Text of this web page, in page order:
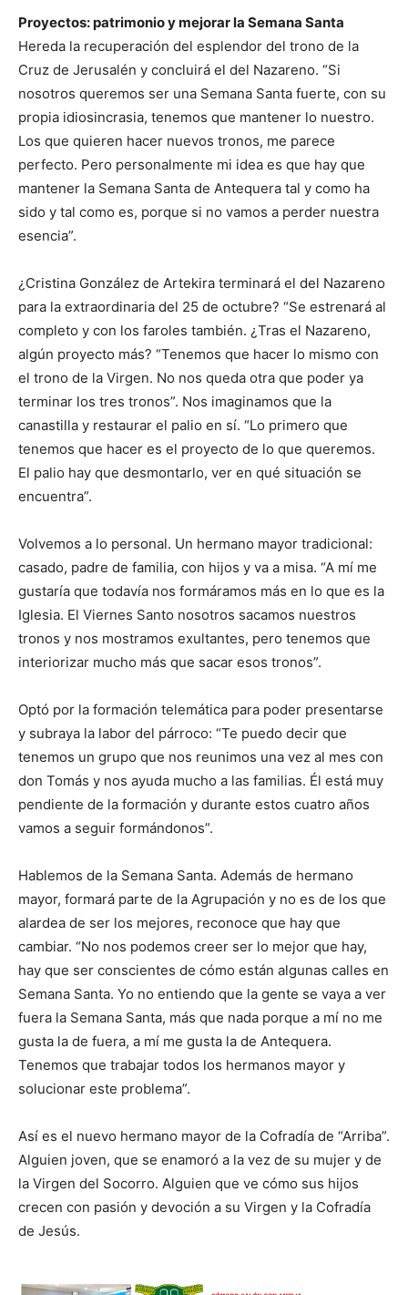
Proyectos: patrimonio y mejorar la Semana Santa
Hereda la recuperación del esplendor del trono de la
Cruz de Jerusalén y concluirá el del Nazareno. “Si
nosotros queremos ser una Semana Santa fuerte, con su
propia idiosincrasia, tenemos que mantener lo nuestro.
Los que quieren hacer nuevos tronos, me parece
perfecto. Pero personalmente mi idea es que hay que
mantener la Semana Santa de Antequera tal y como ha
sido y tal como es, porque si no vamos a perder nuestra
esencia”.
¿Cristina González de Artekira terminará el del Nazareno
para la extraordinaria del 25 de octubre? “Se estrenará al
completo y con los faroles también. ¿Tras el Nazareno,
algún proyecto más? “Tenemos que hacer lo mismo con
el trono de la Virgen. No nos queda otra que poder ya
terminar los tres tronos”. Nos imaginamos que la
canastilla y restaurar el palio en sí. “Lo primero que
tenemos que hacer es el proyecto de lo que queremos.
El palio hay que desmontarlo, ver en qué situación se
encuentra”.
Volvemos a lo personal. Un hermano mayor tradicional:
casado, padre de familia, con hijos y va a misa. “A mí me
gustaría que todavía nos formáramos más en lo que es la
Iglesia. El Viernes Santo nosotros sacamos nuestros
tronos y nos mostramos exultantes, pero tenemos que
interiorizar mucho más que sacar esos tronos”.
Optó por la formación telemática para poder presentarse
y subraya la labor del párroco: “Te puedo decir que
tenemos un grupo que nos reunimos una vez al mes con
don Tomás y nos ayuda mucho a las familias. Él está muy
pendiente de la formación y durante estos cuatro años
vamos a seguir formándonos”.
Hablemos de la Semana Santa. Además de hermano
mayor, formará parte de la Agrupación y no es de los que
alardea de ser los mejores, reconoce que hay que
cambiar. “No nos podemos creer ser lo mejor que hay,
hay que ser conscientes de cómo están algunas calles en
Semana Santa. Yo no entiendo que la gente se vaya a ver
fuera la Semana Santa, más que nada porque a mí no me
gusta la de fuera, a mí me gusta la de Antequera.
Tenemos que trabajar todos los hermanos mayor y
solucionar este problema”.
Así es el nuevo hermano mayor de la Cofradía de “Arriba”.
Alguien joven, que se enamoró a la vez de su mujer y de
la Virgen del Socorro. Alguien que ve cómo sus hijos
crecen con pasión y devoción a su Virgen y la Cofradía
de Jesús.